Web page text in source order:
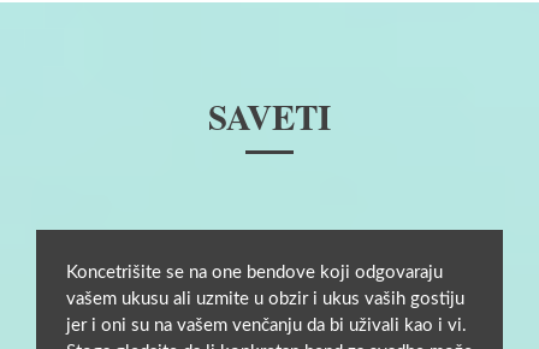
SAVETI
Koncetrišite se na one bendove koji odgovaraju
vašem ukusu ali uzmite u obzir i ukus vaših gostiju
jer i oni su na vašem venčanju da bi uživali kao i vi.